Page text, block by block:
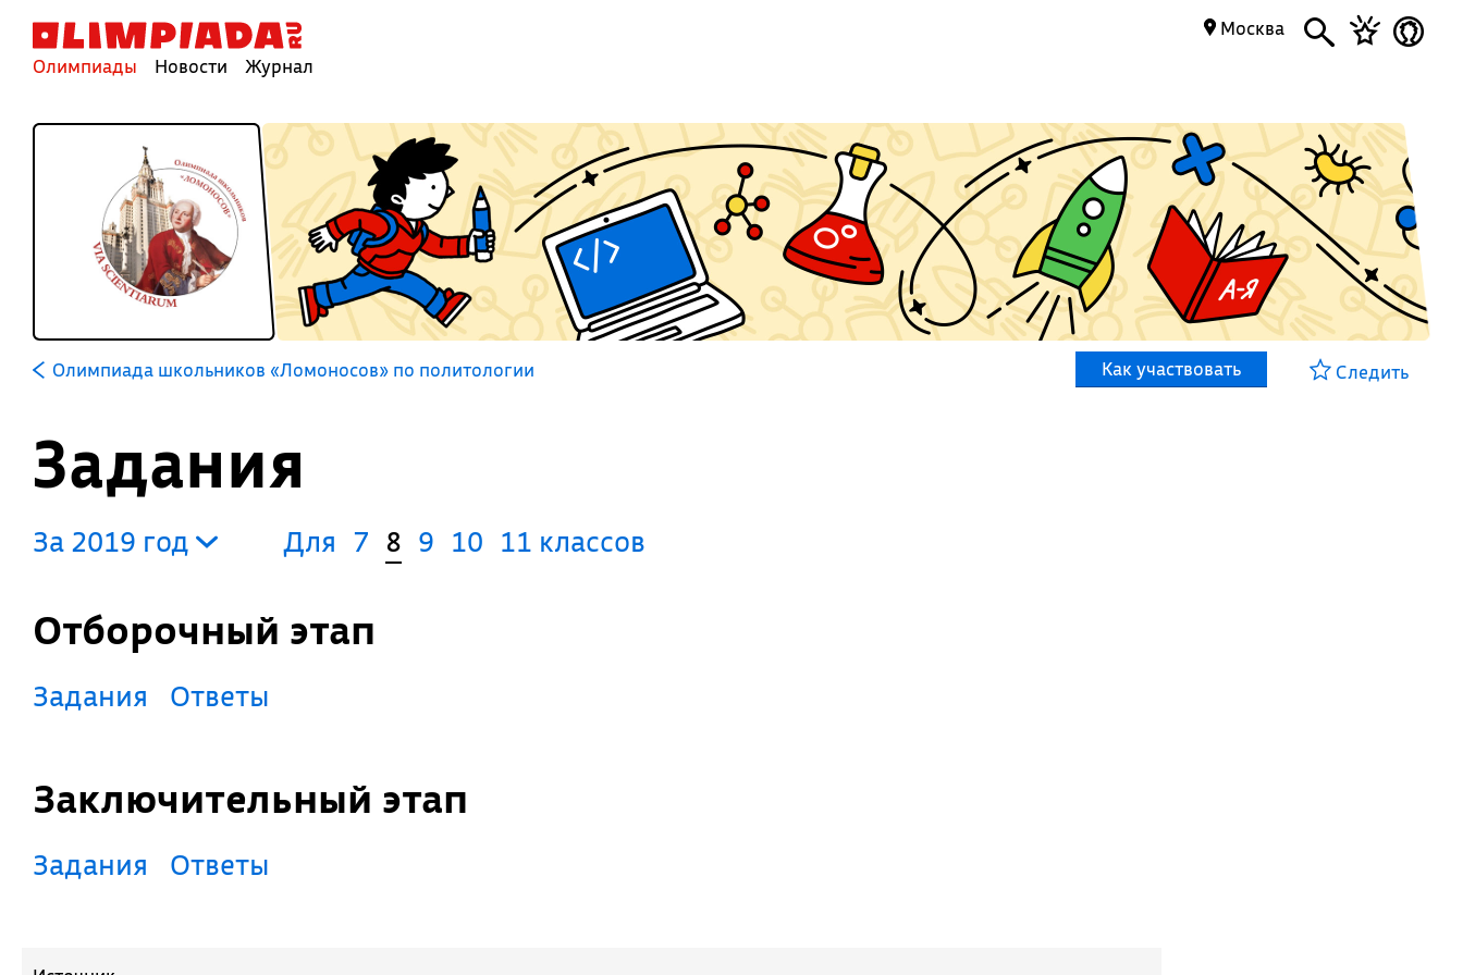
Олимпиады Новости Журнал
Москва
Олимпиада школьников «Ломоносов» по политологии Как участвовать Следить
Задания
За 2019 год Для 7 8 9 10 11 классов
Отборочный этап
Задания Ответы
Заключительный этап
Задания Ответы